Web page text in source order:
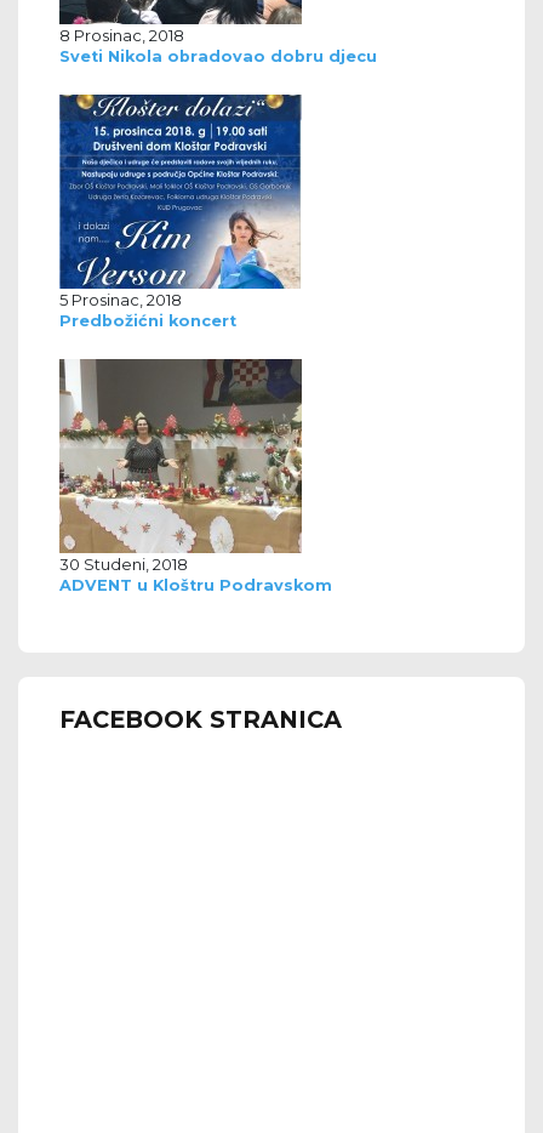
8 Prosinac, 2018
Sveti Nikola obradovao dobru djecu
5 Prosinac, 2018
Predbožićni koncert
30 Studeni, 2018
ADVENT u Kloštru Podravskom
FACEBOOK STRANICA